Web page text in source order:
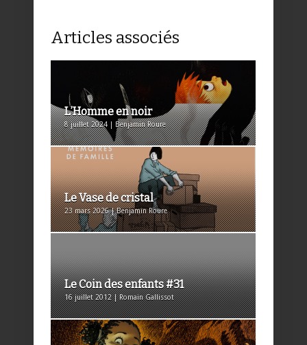
Articles associés
L’Homme en noir
8 juillet 2024 | Benjamin Roure
Le Vase de cristal
23 mars 2026 | Benjamin Roure
Le Coin des enfants #31
16 juillet 2012 | Romain Gallissot